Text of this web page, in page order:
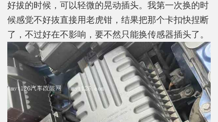
好拔的时候，可以轻微的晃动插头。我第一次换的时
候感觉不好抜直接用老虎钳，结果把那个卡扣快捏断
了，不过好在不影响，要不然只能换传感器插头了。